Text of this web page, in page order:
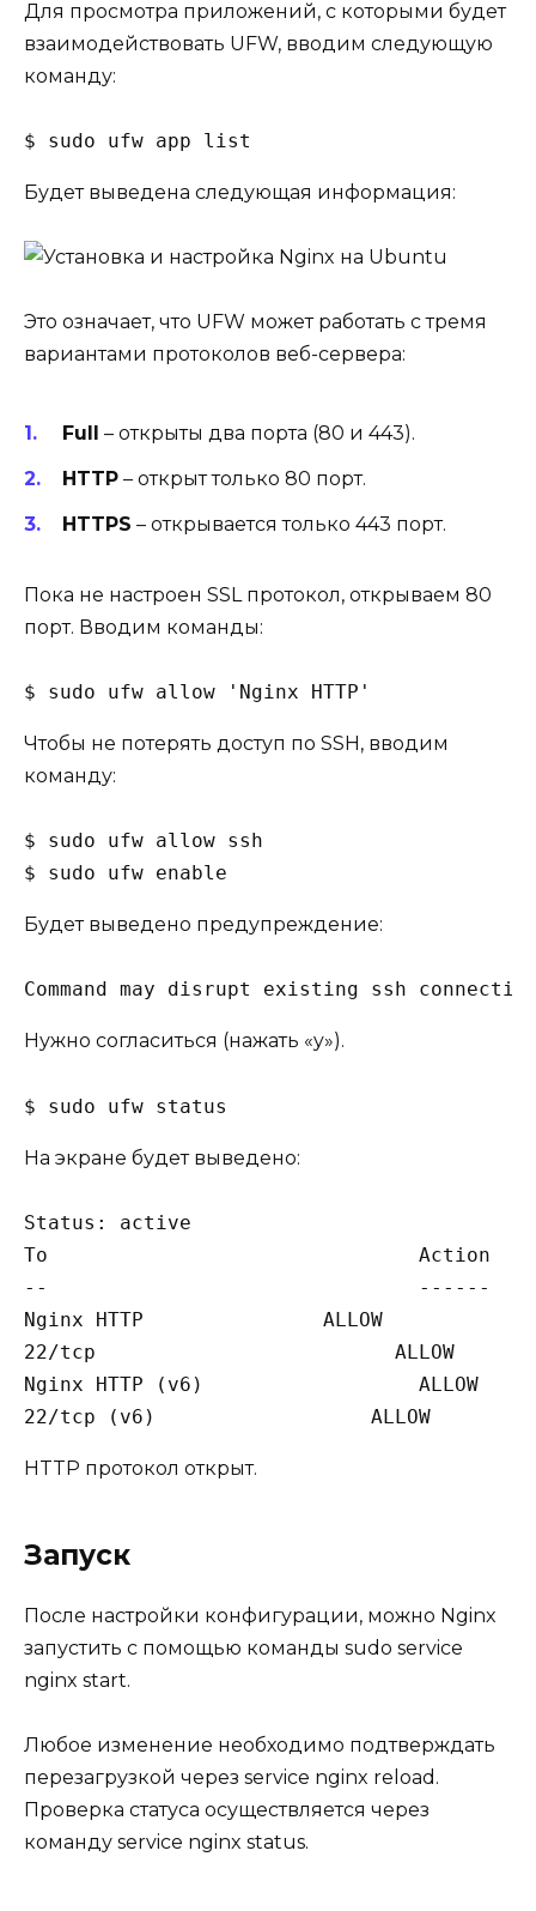
Для просмотра приложений, с которыми будет
взаимодействовать UFW, вводим следующую
команду:
$ sudo ufw app list
Будет выведена следующая информация:
Это означает, что UFW может работать с тремя
вариантами протоколов веб-сервера:
Full – открыты два порта (80 и 443).
HTTP – открыт только 80 порт.
HTTPS – открывается только 443 порт.
Пока не настроен SSL протокол, открываем 80
порт. Вводим команды:
$ sudo ufw allow 'Nginx HTTP'
Чтобы не потерять доступ по SSH, вводим
команду:
$ sudo ufw allow ssh
$ sudo ufw enable
Будет выведено предупреждение:
Command may disrupt existing ssh
Нужно согласиться (нажать «y»).
$ sudo ufw status
На экране будет выведено:
Status: active
To                               Action
--                               ------
Nginx HTTP               ALLOW
22/tcp                         ALLOW
Nginx HTTP (v6)                  ALLOW
22/tcp (v6)                  ALLOW
HTTP протокол открыт.
Запуск
После настройки конфигурации, можно Nginx
запустить с помощью команды sudo service
nginx start.
Любое изменение необходимо подтверждать
перезагрузкой через service nginx reload .
Проверка статуса осуществляется через
команду service nginx status.